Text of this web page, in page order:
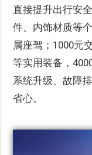
直接提升出行安
件、内饰材质等
属座驾；1000元
等实用装备，
系统升级、故障
省心。